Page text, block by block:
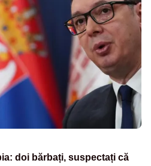
doi bărbați, suspectați că